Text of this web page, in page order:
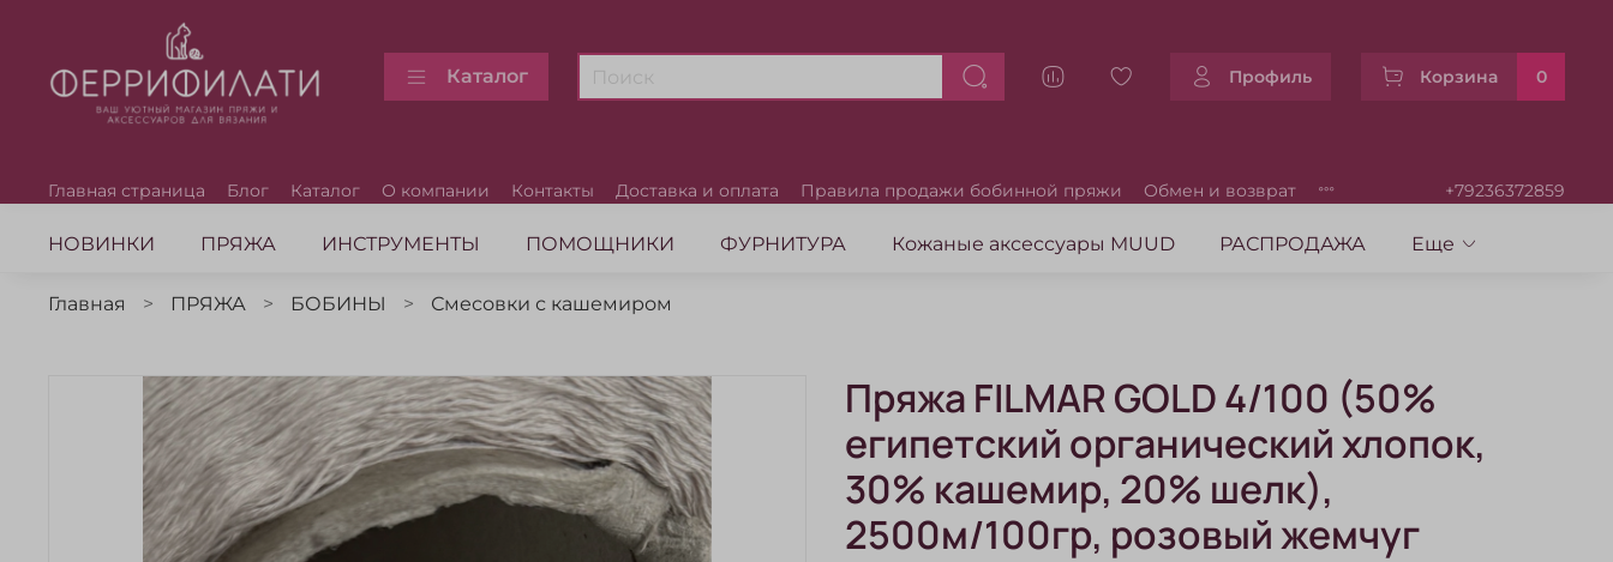
Каталог Профиль Корзина 0
Главная страница Блог Каталог О компании Контакты Доставка и оплата Правила продажи бобинной пряжи Обмен и возврат +79236372859
НОВИНКИ ПРЯЖА ИНСТРУМЕНТЫ ПОМОЩНИКИ ФУРНИТУРА Кожаные аксессуары MUUD РАСПРОДАЖА Еще
Главная ПРЯЖА БОБИНЫ Смесовки с кашемиром
Пряжа FILMAR GOLD 4/100 (50%
египетский органический хлопок,
30% кашемир, 20% шелк),
2500м/100гр, розовый жемчуг